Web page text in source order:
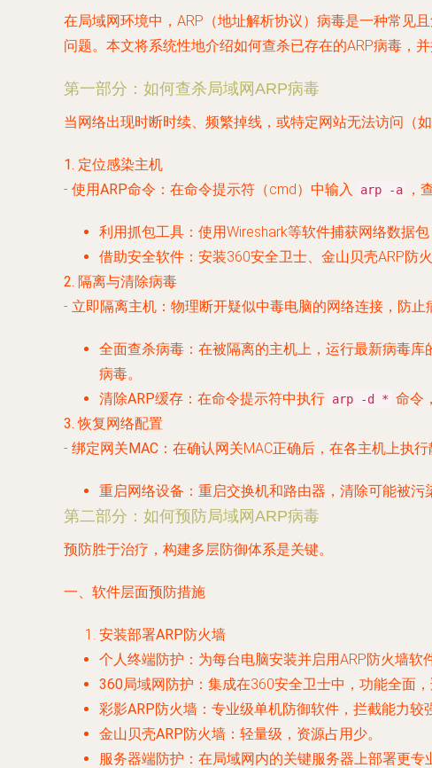
在局域网环境中，ARP（地址解析协议）病毒是一种常见
问题。本文将系统性地介绍如何查杀已存在的ARP病毒，
第一部分：如何查杀局域网ARP病毒
当网络出现时断时续、频繁掉线，或特定网站无法访问（
1. 定位感染主机
- 使用ARP命令 ：在命令提示符（cmd）中输入 arp -a ，
利用抓包工具 ：使用Wireshark等软件捕获网络数据
借助安全软件 ：安装360安全卫士、金山贝壳ARP防
2. 隔离与清除病毒
- 立即隔离主机 ：物理断开疑似中毒电脑的网络连接，防止
全面查杀病毒 ：在被隔离的主机上，运行最新病毒
病毒。
清除ARP缓存 ：在命令提示符中执行 arp -d * 命令
3. 恢复网络配置
- 绑定网关MAC ：在确认网关MAC正确后，在各主机上执
重启网络设备 ：重启交换机和路由器，清除可能被污
第二部分：如何预防局域网ARP病毒
预防胜于治疗，构建多层防御体系是关键。
一、软件层面预防措施
安装部署ARP防火墙
个人终端防护 ：为每台电脑安装并启用ARP防火墙
360局域网防护 ：集成在360安全卫士中，功能全面，
彩影ARP防火墙 ：专业级单机防御软件，拦截能力较
金山贝壳ARP防火墙 ：轻量级，资源占用少。
服务器端防护 ：在局域网内的关键服务器上部署更